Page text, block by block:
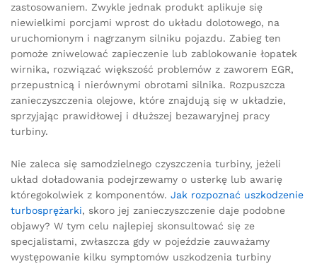
zastosowaniem. Zwykle jednak produkt aplikuje się
niewielkimi porcjami wprost do układu dolotowego, na
uruchomionym i nagrzanym silniku pojazdu. Zabieg ten
pomoże zniwelować zapieczenie lub zablokowanie łopatek
wirnika, rozwiązać większość problemów z zaworem EGR,
przepustnicą i nierównymi obrotami silnika. Rozpuszcza
zanieczyszczenia olejowe, które znajdują się w układzie,
sprzyjając prawidłowej i dłuższej bezawaryjnej pracy
turbiny.
Nie zaleca się samodzielnego czyszczenia turbiny, jeżeli
układ doładowania podejrzewamy o usterkę lub awarię
któregokolwiek z komponentów. Jak rozpoznać uszkodzenie
turbosprężarki, skoro jej zanieczyszczenie daje podobne
objawy? W tym celu najlepiej skonsultować się ze
specjalistami, zwłaszcza gdy w pojeździe zauważamy
występowanie kilku symptomów uszkodzenia turbiny